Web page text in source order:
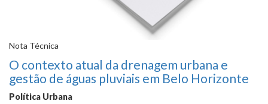
Nota Técnica
O contexto atual da drenagem urbana e
gestão de águas pluviais em Belo Horizonte
Política Urbana